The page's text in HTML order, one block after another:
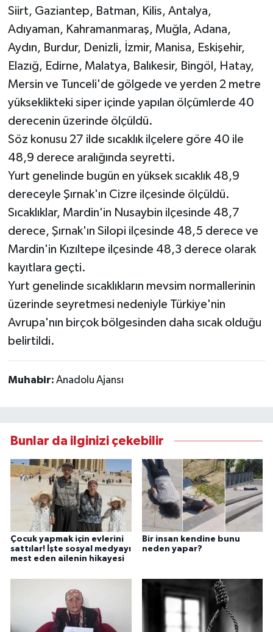
Siirt, Gaziantep, Batman, Kilis, Antalya,
Adıyaman, Kahramanmaraş, Muğla, Adana,
Aydın, Burdur, Denizli, İzmir, Manisa, Eskişehir,
Elazığ, Edirne, Malatya, Balıkesir, Bingöl, Hatay,
Mersin ve Tunceli'de gölgede ve yerden 2 metre
yükseklikteki siper içinde yapılan ölçümlerde 40
derecenin üzerinde ölçüldü.
Söz konusu 27 ilde sıcaklık ilçelere göre 40 ile
48,9 derece aralığında seyretti.
Yurt genelinde bugün en yüksek sıcaklık 48,9
dereceyle Şırnak'ın Cizre ilçesinde ölçüldü.
Sıcaklıklar, Mardin'in Nusaybin ilçesinde 48,7
derece, Şırnak'ın Silopi ilçesinde 48,5 derece ve
Mardin'in Kızıltepe ilçesinde 48,3 derece olarak
kayıtlara geçti.
Yurt genelinde sıcaklıkların mevsim normallerinin
üzerinde seyretmesi nedeniyle Türkiye'nin
Avrupa'nın birçok bölgesinden daha sıcak olduğu
belirtildi.
Muhabir: Anadolu Ajansı
Bunlar da ilginizi çekebilir
Çocuk yapmak için evlerini
sattılar! İşte sosyal medyayı
mest eden ailenin hikayesi
Bir insan kendine bunu
neden yapar?
Sağlık